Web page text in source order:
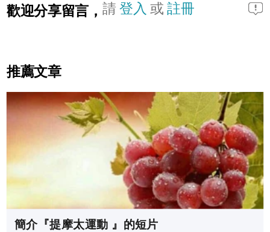
歡迎分享留言， 請登入 或註冊
推薦文章
簡介『提摩太運動 』的短片